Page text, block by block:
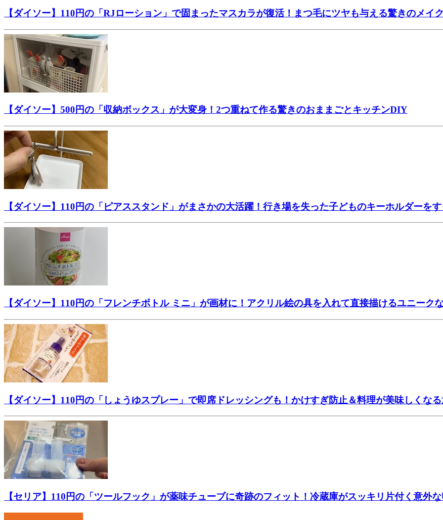
【ダイソー】110円の「RJローション」で固まったマスカラが復活！まつ毛にツヤも与える驚きのメイ
【ダイソー】500円の「収納ボックス」が大変身！2つ重ねて作る驚きのおままごとキッチンDIY
【ダイソー】110円の「ピアススタンド」がまさかの大活躍！行き場を失った子どものキーホルダーを
【ダイソー】110円の「フレンチボトル ミニ」が画材に！アクリル絵の具を入れて直接描けるユニーク
【ダイソー】110円の「しょうゆスプレー」で即席ドレッシングも！かけすぎ防止＆料理が美味しくな
【セリア】110円の「ツールフック」が薬味チューブに奇跡のフィット！冷蔵庫がスッキリ片付く意外